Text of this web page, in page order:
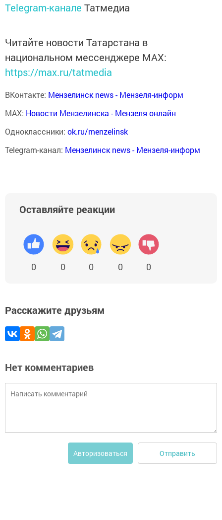
Telegram-канале Татмедиа
Читайте новости Татарстана в
национальном мессенджере MАХ:
https://max.ru/tatmedia
ВКонтакте: Мензелинск news - Мензеля-информ
MAX: Новости Мензелинска - Мензеля онлайн
Одноклассники: ok.ru/menzelinsk
Telegram-канал: Мензелинск news - Мензеля-информ
Оставляйте реакции
0 0 0 0 0
Расскажите друзьям
Нет комментариев
Авторизоваться Отправить